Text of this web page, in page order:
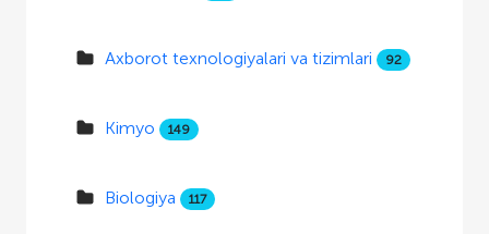
Axborot texnologiyalari va tizimlari 92
Kimyo 149
Biologiya 117